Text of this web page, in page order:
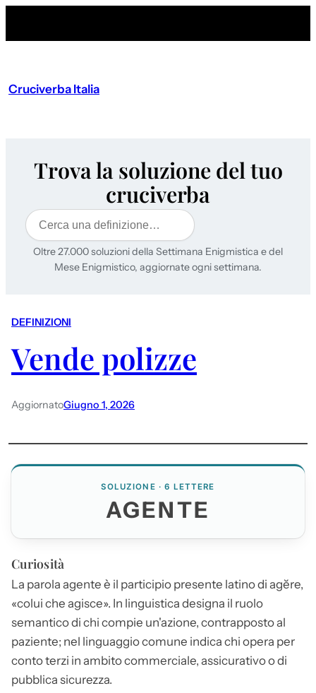
Cruciverba Italia
Trova la soluzione del tuo
cruciverba
Cerca
Oltre 27.000 soluzioni della Settimana Enigmistica e del
Mese Enigmistico, aggiornate ogni settimana.
DEFINIZIONI
Vende polizze
AggiornatoGiugno 1, 2026
SOLUZIONE · 6 LETTERE
AGENTE
Curiosità
La parola agente è il participio presente latino di agĕre,
«colui che agisce». In linguistica designa il ruolo
semantico di chi compie un'azione, contrapposto al
paziente; nel linguaggio comune indica chi opera per
conto terzi in ambito commerciale, assicurativo o di
pubblica sicurezza.